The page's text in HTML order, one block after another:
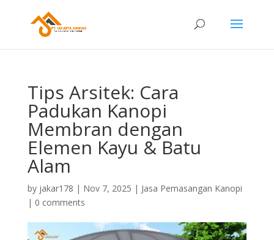
Tips Arsitek: Cara
Padukan Kanopi
Membran dengan
Elemen Kayu & Batu
Alam
by jakar178 | Nov 7, 2025 | Jasa Pemasangan Kanopi
| 0 comments